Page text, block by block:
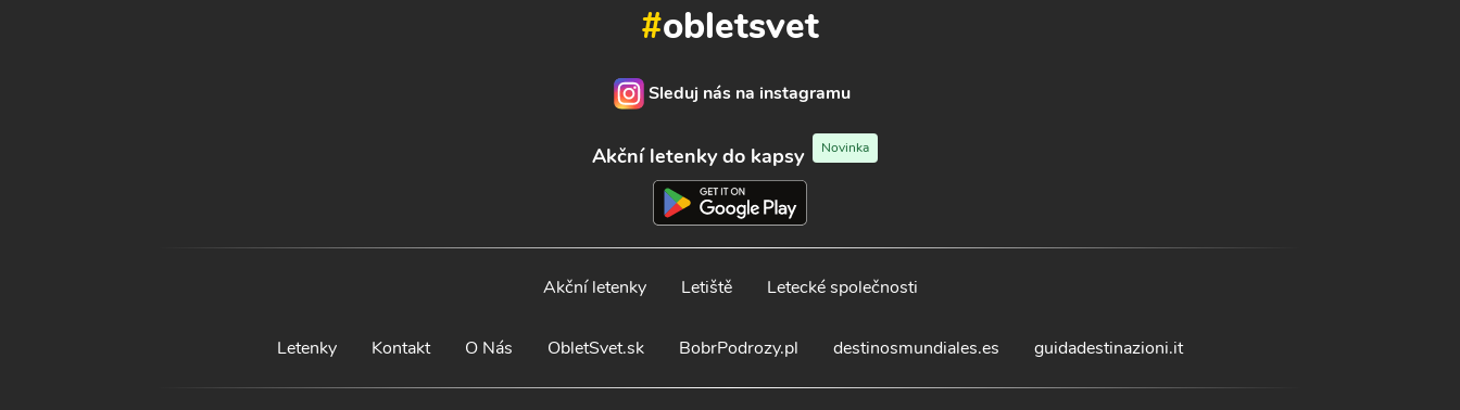
#obletsvet
Sleduj nás na instagramu
Akční letenky do kapsy Novinka
Akční letenky Letiště Letecké společnosti
Letenky Kontakt O Nás ObletSvet.sk BobrPodrozy.pl destinosmundiales.es guidadestinazioni.it